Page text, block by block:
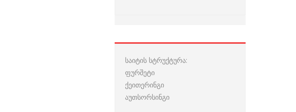
საიტის სტრუქტურა:
ფურშეტი
ქეითერინგი
აუთსორსინგი